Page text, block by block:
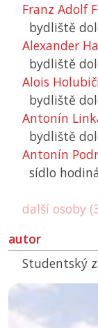
Franz Adolf
bydliště
Alexander
bydliště
Alois
bydliště
Antonín
bydliště
Antonín
sídlo
další osoby
autor
Studentský